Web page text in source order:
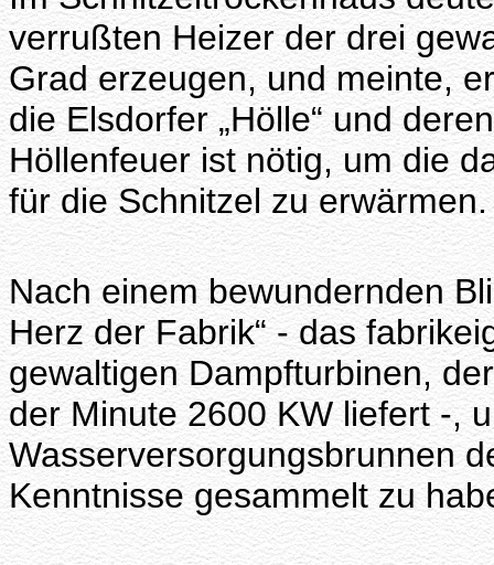
verrußten Heizer der drei
Grad erzeugen, und meinte,
die Elsdorfer „Hölle“ und
Höllenfeuer ist nötig, um die
für die Schnitzel zu erwärmen.
Nach einem bewundernden
Herz der Fabrik“ - das
gewaltigen Dampfturbinen,
der Minute 2600 KW liefert -,
Wasserversorgungsbrunnen
Kenntnisse gesammelt zu